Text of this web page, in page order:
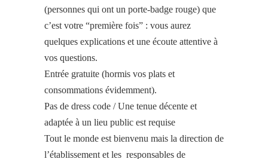
(personnes qui ont un porte-badge rouge) que
c’est votre “première fois” : vous aurez
quelques explications et une écoute attentive à
vos questions.
Entrée gratuite (hormis vos plats et
consommations évidemment).
Pas de dress code / Une tenue décente et
adaptée à un lieu public est requise
Tout le monde est bienvenu mais la direction de
l’établissement et les responsables de